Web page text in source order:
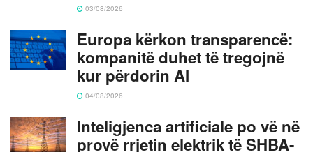
03/08/2026
Europa kërkon transparencë:
kompanitë duhet të tregojnë
kur përdorin AI
04/08/2026
Inteligjenca artificiale po vë në
provë rrjetin elektrik të SHBA-